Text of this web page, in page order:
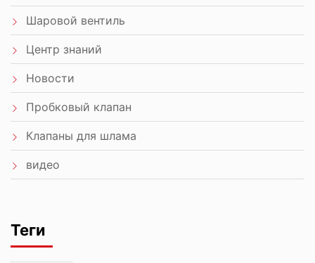
Шаровой вентиль
Центр знаний
Новости
Пробковый клапан
Клапаны для шлама
видео
Теги